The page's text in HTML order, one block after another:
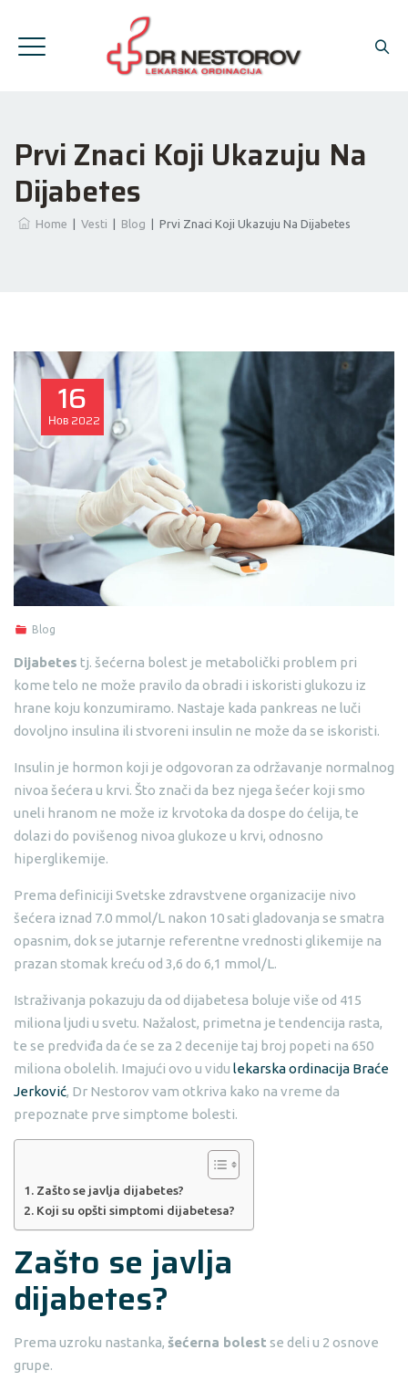
Prvi Znaci Koji Ukazuju Na
Dijabetes
Home Vesti Blog Prvi Znaci Koji Ukazuju Na Dijabetes
16
Нов 2022
Blog
Dijabetes tj. šećerna bolest je metabolički problem pri
kome telo ne može pravilo da obradi i iskoristi glukozu iz
hrane koju konzumiramo. Nastaje kada pankreas ne luči
dovoljno insulina ili stvoreni insulin ne može da se iskoristi.
Insulin je hormon koji je odgovoran za održavanje normalnog
nivoa šećera u krvi. Što znači da bez njega šećer koji smo
uneli hranom ne može iz krvotoka da dospe do ćelija, te
dolazi do povišenog nivoa glukoze u krvi, odnosno
hiperglikemije.
Prema definiciji Svetske zdravstvene organizacije nivo
šećera iznad 7.0 mmol/L nakon 10 sati gladovanja se smatra
opasnim, dok se jutarnje referentne vrednosti glikemije na
prazan stomak kreću od 3,6 do 6,1 mmol/L.
Istraživanja pokazuju da od dijabetesa boluje više od 415
miliona ljudi u svetu. Nažalost, primetna je tendencija rasta,
te se predviđa da će se za 2 decenije taj broj popeti na 650
miliona obolelih. Imajući ovo u vidu lekarska ordinacija Braće
Jerković, Dr Nestorov vam otkriva kako na vreme da
prepoznate prve simptome bolesti.
Zašto se javlja dijabetes?
Koji su opšti simptomi dijabetesa?
Zašto se javlja
dijabetes?
Prema uzroku nastanka, šećerna bolest se deli u 2 osnove
grupe.